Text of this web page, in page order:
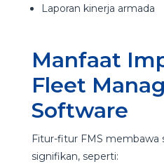
Laporan kinerja armada
Manfaat
Fleet
Software
Fitur-fitur FMS membawa
signifikan, seperti: